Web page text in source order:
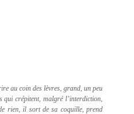
au coin des lèvres, grand, un peu
qui crépitent, malgré l’interdiction,
rien, il sort de sa coquille, prend